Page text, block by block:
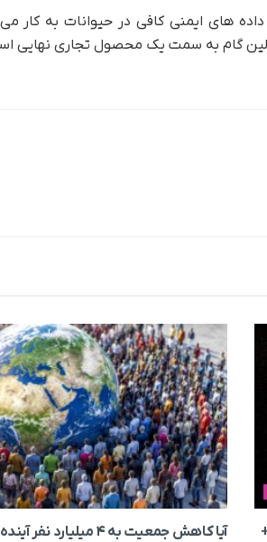
های ایمنی کافی در حیوانات به کار می
اولین گام به سمت یک محصول تجاری نهایی
آیا کاهش جمعیت به ۴ میلیارد نفر آینده بشر را تضمین می‌ کند؟